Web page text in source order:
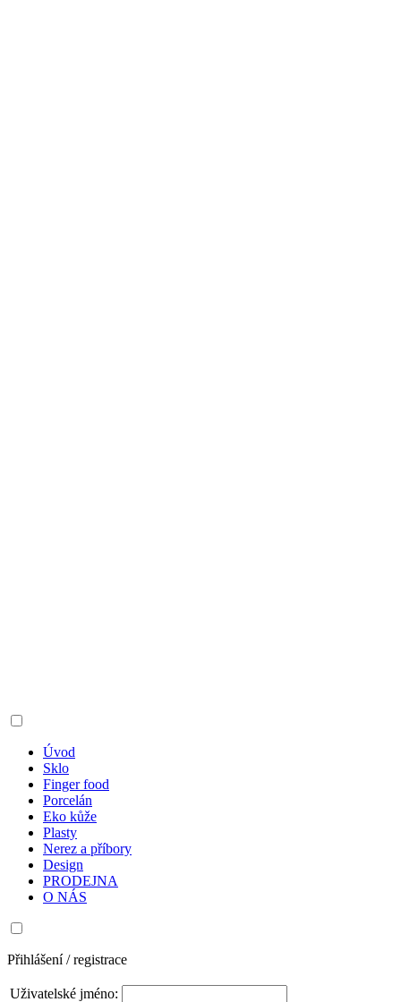
Úvod
Sklo
Finger food
Porcelán
Eko kůže
Plasty
Nerez a příbory
Design
PRODEJNA
O NÁS
Přihlášení / registrace
Uživatelské jméno: